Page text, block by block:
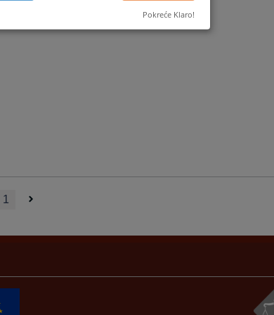
1
Pokreće Klaro!